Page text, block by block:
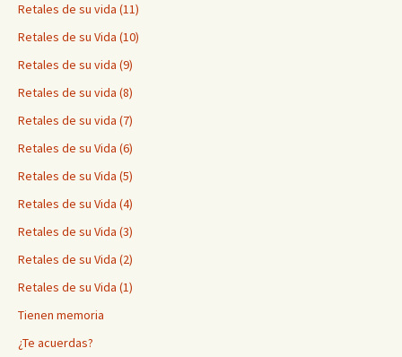
Retales de su vida (11)
Retales de su Vida (10)
Retales de su vida (9)
Retales de su vida (8)
Retales de su vida (7)
Retales de su Vida (6)
Retales de su Vida (5)
Retales de su Vida (4)
Retales de su Vida (3)
Retales de su Vida (2)
Retales de su Vida (1)
Tienen memoria
¿Te acuerdas?